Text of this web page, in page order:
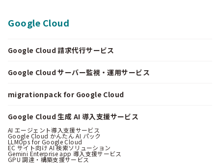
Google Cloud
Google Cloud 請求代行サービス
Google Cloud サーバー監視・運用サービス
migrationpack for Google Cloud
Google Cloud 生成 AI 導入支援サービス
AI エージェント導入支援サービス
Google Cloud かんたん AI パック
LLMOps for Google Cloud
EC サイト向け AI 検索ソリューション
Gemini Enterprise app 導入支援サービス
GPU 調達・構築支援サービス